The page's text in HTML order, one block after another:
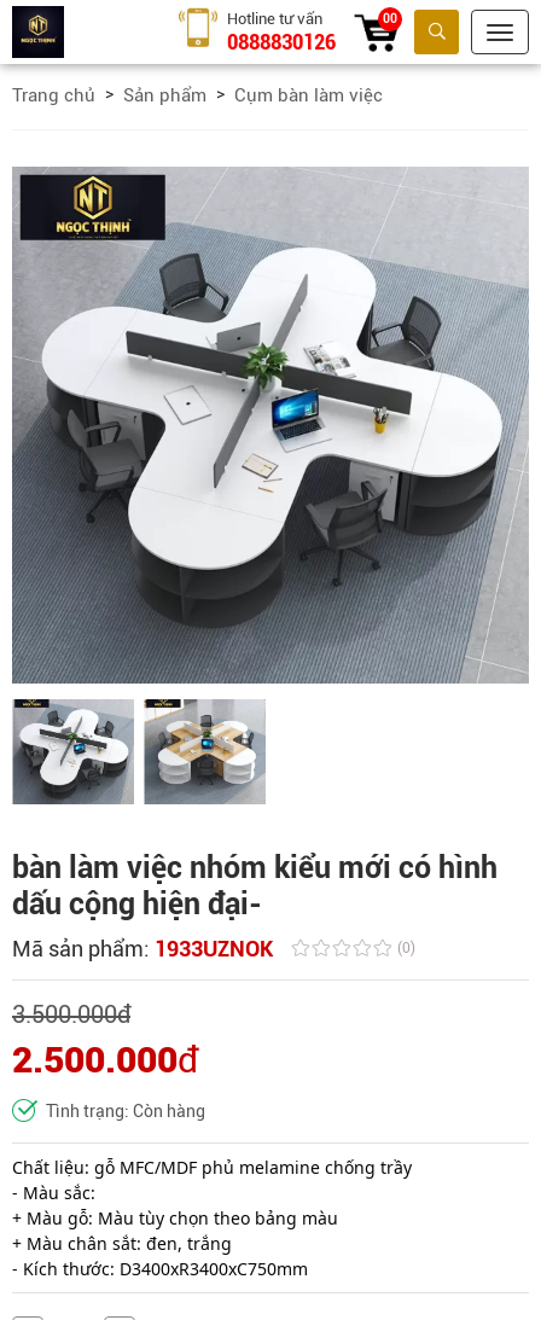
Tìm kiếm
Hotline tư vấn
0888830126
00
Trang chủ Sản phẩm Cụm bàn làm việc
bàn làm việc nhóm kiểu mới có hình
dấu cộng hiện đại-
Mã sản phẩm: 1933UZNOK (0)
3.500.000đ
2.500.000đ
Tình trạng: Còn hàng
Chất liệu: gỗ MFC/MDF phủ melamine chống trầy
- Màu sắc:
+ Màu gỗ: Màu tùy chọn theo bảng màu
+ Màu chân sắt: đen, trắng
- Kích thước: D3400xR3400xC750mm